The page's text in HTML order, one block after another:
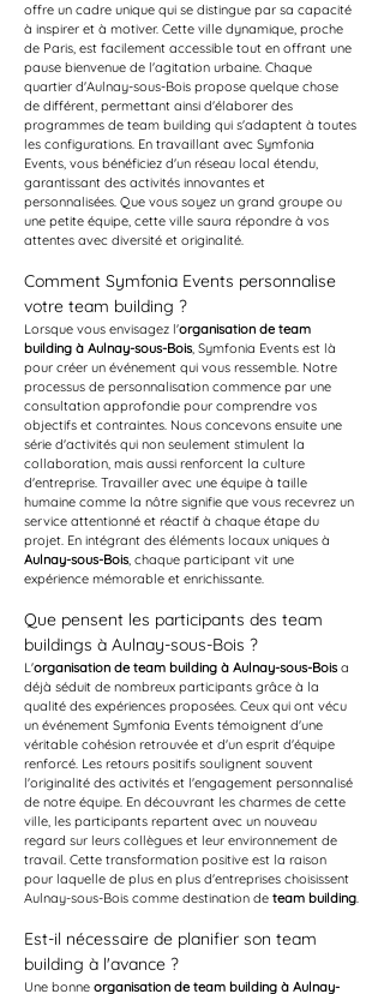
offre un cadre unique qui se distingue par sa capacité
à inspirer et à motiver. Cette ville dynamique, proche
de Paris, est facilement accessible tout en offrant une
pause bienvenue de l'agitation urbaine. Chaque
quartier d'Aulnay-sous-Bois propose quelque chose
de différent, permettant ainsi d'élaborer des
programmes de team building qui s'adaptent à toutes
les configurations. En travaillant avec Symfonia
Events, vous bénéficiez d'un réseau local étendu,
garantissant des activités innovantes et
personnalisées. Que vous soyez un grand groupe ou
une petite équipe, cette ville saura répondre à vos
attentes avec diversité et originalité.
Comment Symfonia Events personnalise
votre team building ?
Lorsque vous envisagez l'organisation de team
building à Aulnay-sous-Bois, Symfonia Events est là
pour créer un événement qui vous ressemble. Notre
processus de personnalisation commence par une
consultation approfondie pour comprendre vos
objectifs et contraintes. Nous concevons ensuite une
série d'activités qui non seulement stimulent la
collaboration, mais aussi renforcent la culture
d'entreprise. Travailler avec une équipe à taille
humaine comme la nôtre signifie que vous recevrez un
service attentionné et réactif à chaque étape du
projet. En intégrant des éléments locaux uniques à
Aulnay-sous-Bois, chaque participant vit une
expérience mémorable et enrichissante.
Que pensent les participants des team
buildings à Aulnay-sous-Bois ?
L'organisation de team building à Aulnay-sous-Bois a
déjà séduit de nombreux participants grâce à la
qualité des expériences proposées. Ceux qui ont vécu
un événement Symfonia Events témoignent d'une
véritable cohésion retrouvée et d'un esprit d'équipe
renforcé. Les retours positifs soulignent souvent
l'originalité des activités et l'engagement personnalisé
de notre équipe. En découvrant les charmes de cette
ville, les participants repartent avec un nouveau
regard sur leurs collègues et leur environnement de
travail. Cette transformation positive est la raison
pour laquelle de plus en plus d'entreprises choisissent
Aulnay-sous-Bois comme destination de team building.
Est-il nécessaire de planifier son team
building à l'avance ?
Une bonne organisation de team building à Aulnay-